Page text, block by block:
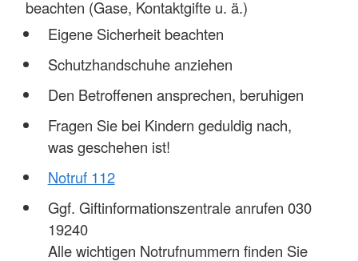
beachten (Gase, Kontaktgifte u. ä.)
Eigene Sicherheit beachten
Schutzhandschuhe anziehen
Den Betroffenen ansprechen, beruhigen
Fragen Sie bei Kindern geduldig nach,
was geschehen ist!
Notruf 112
Ggf. Giftinformationszentrale anrufen 030
19240
Alle wichtigen Notrufnummern finden Sie